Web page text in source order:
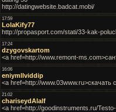
http://datingwebsite.badcat.mobi/
17:59
LolaKify77
http://propasport.com/stati/33-kak-
17:24
dzygovskartom
<a href=http://www.remont-
16:06
eniymllviddip
<a href=http://www.03www.ru>скачать
21:02
chariseydAlalf
<a href=http://goodinstruments.ru/